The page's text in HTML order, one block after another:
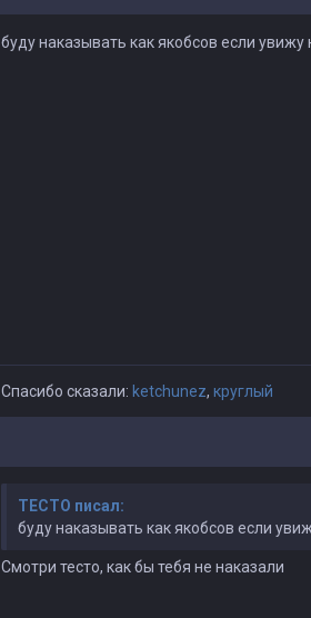
буду наказывать как якобсов если
Спасибо сказали: ketchunez, круглый
TECTO писал:
буду наказывать как якобсов если
Смотри тесто, как бы тебя не наказали